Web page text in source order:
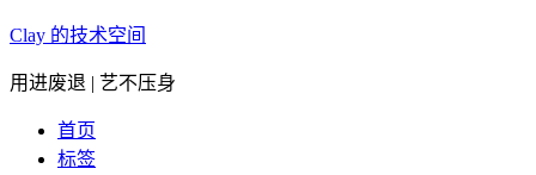
Clay 的技术空间
用进废退 | 艺不压身
首页
标签